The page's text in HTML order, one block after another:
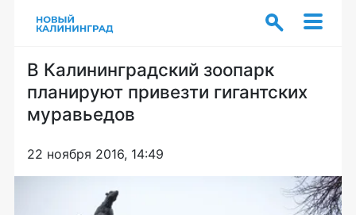
В Калининградский зоопарк
планируют привезти гигантских
муравьедов
22 ноября 2016, 14:49